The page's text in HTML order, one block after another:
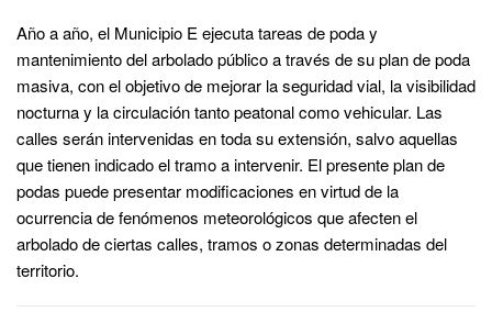
Año a año, el Municipio E ejecuta tareas de poda y
mantenimiento del arbolado público a través de su plan de poda
masiva, con el objetivo de mejorar la seguridad vial, la visibilidad
nocturna y la circulación tanto peatonal como vehicular. Las
calles serán intervenidas en toda su extensión, salvo aquellas
que tienen indicado el tramo a intervenir. El presente plan de
podas puede presentar modificaciones en virtud de la
ocurrencia de fenómenos meteorológicos que afecten el
arbolado de ciertas calles, tramos o zonas determinadas del
territorio.